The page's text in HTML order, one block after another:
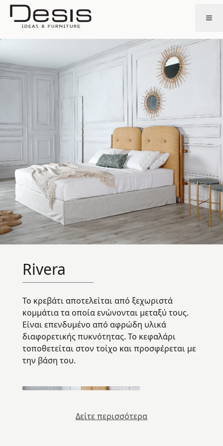
Rivera
Το κρεβάτι αποτελείται από ξεχωριστά
κομμάτια τα οποία ενώνονται μεταξύ τους.
Eίναι επενδυμένο από αφρώδη υλικά
διαφορετικής πυκνότητας. Το κεφαλάρι
τοποθετείται στον τοίχο και προσφέρεται με
την βάση του.
Δείτε περισσότερα